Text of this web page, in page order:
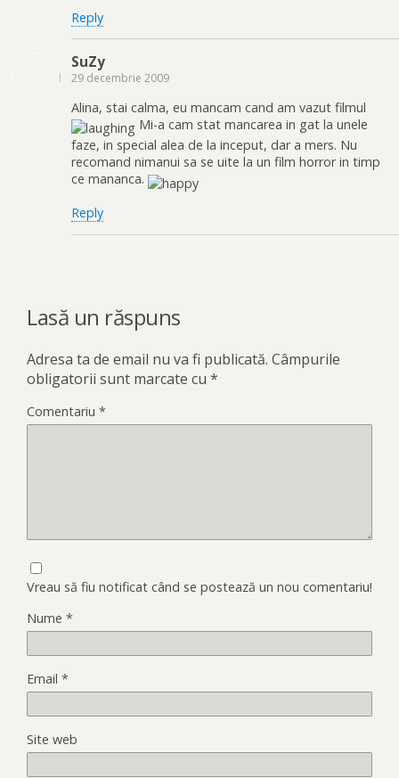
Reply
SuZy
29 decembrie 2009
Alina, stai calma, eu mancam cand am vazut filmul
Mi-a cam stat mancarea in gat la unele
faze, in special alea de la inceput, dar a mers. Nu
recomand nimanui sa se uite la un film horror in timp
ce mananca.
Reply
Lasă un răspuns
Adresa ta de email nu va fi publicată. Câmpurile
obligatorii sunt marcate cu *
Comentariu *
Vreau să fiu notificat când se postează un nou comentariu!
Nume *
Email *
Site web